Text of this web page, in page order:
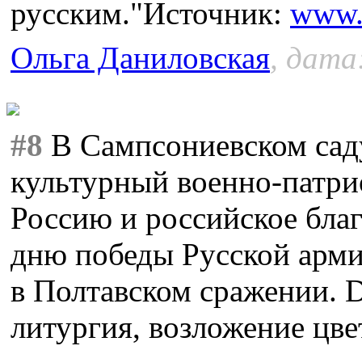
русским."Источник:
Ольга Даниловская,
#8 В Сампсониевском
культурный военно-
Россию и российское
дню победы Русской
в Полтавском сражении.
литургия, возложение